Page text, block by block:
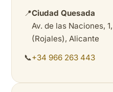
📍Ciudad Quesada
Av. de las Naciones,
(Rojales), Alicante
📞+34 966 263 443